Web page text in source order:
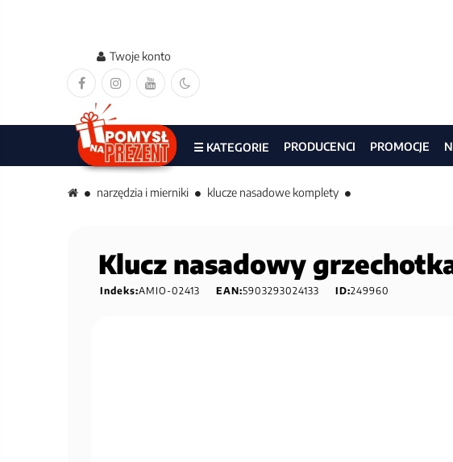
Twoje konto
☰ KATEGORIE PRODUCENCI PROMOCJE
narzędzia i mierniki klucze nasadowe komplety
Klucz nasadowy
Indeks:AMIO-02413 EAN:5903293024133 ID:249960